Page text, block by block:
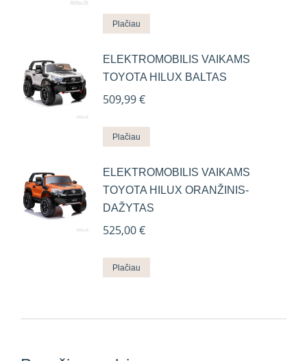
Plačiau
ELEKTROMOBILIS VAIKAMS
TOYOTA HILUX BALTAS
509,99€
Plačiau
ELEKTROMOBILIS VAIKAMS
TOYOTA HILUX ORANŽINIS-
DAŽYTAS
525,00€
Plačiau